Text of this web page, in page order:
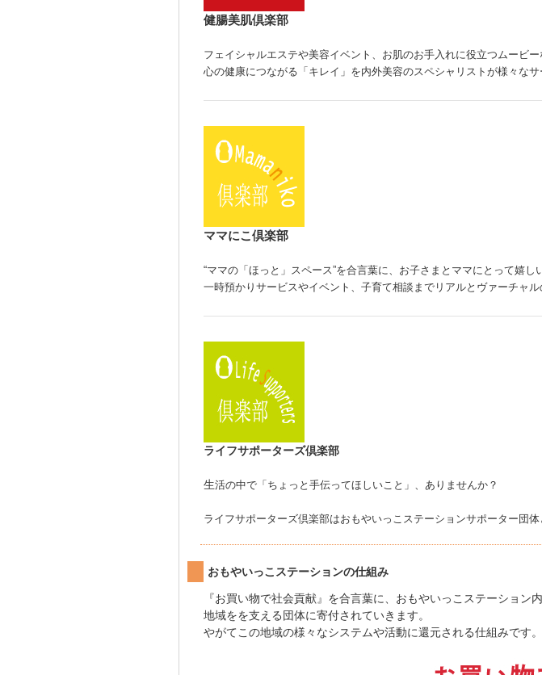
健腸美肌倶楽部
フェイシャルエステや美容イベント、お肌のお手入れに役立つムービー
心の健康につながる「キレイ」を内外美容のスペシャリストが様々なサ
ママにこ倶楽部
“ママの「ほっと」スペース”を合言葉に、お子さまとママにとって嬉し
一時預かりサービスやイベント、子育て相談までリアルとヴァーチャル
ライフサポーターズ倶楽部
生活の中で「ちょっと手伝ってほしいこと」、ありませんか？
ライフサポーターズ倶楽部はおもやいっこステーションサポーター団
おもやいっこステーションの仕組み
『お買い物で社会貢献』を合言葉に、おもやいっこステーショ
地域をを支える団体に寄付されていきます。
やがてこの地域の様々なシステムや活動に還元される仕組みです。